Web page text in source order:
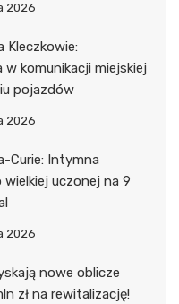
2026
Kleczkowie:
w komunikacji miejskiej
pojazdów
2026
Curie: Intymna
uczonej na 9
2026
nowe oblicze
zł na rewitalizację!